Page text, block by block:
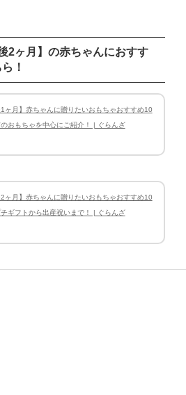
2ヶ月】の赤ちゃんにおすす
！
1ヶ月】赤ちゃんに贈りたいおもちゃおすすめ10
おもちゃを中心にご紹介！ | ぐらんざ
2ヶ月】赤ちゃんに贈りたいおもちゃおすすめ10
ギフトから出産祝いまで！ | ぐらんざ